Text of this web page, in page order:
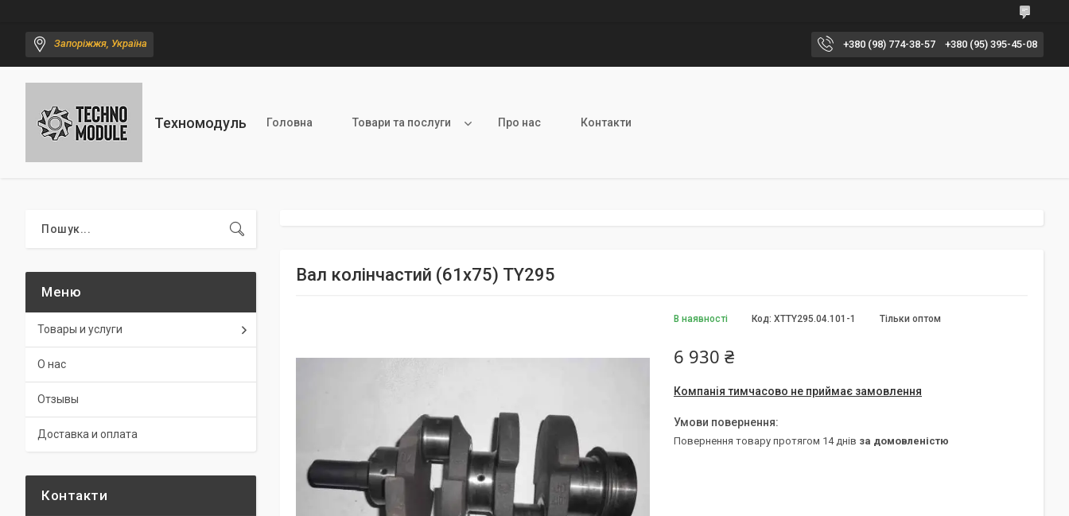
Запоріжжя, Україна +380 (98) 774-38-57 +380 (95) 395-45-08
Техномодуль Головна Товари та послуги Про нас Контакти
Вал колінчастий (61х75) TY295
В наявності Тільки оптом
Код: XTTY295.04.101-1
6 930 ₴
Компанія тимчасово не приймає замовлення
повернення товару протягом 14 днів за домовленістю
Товары и услуги
О нас
Отзывы
Доставка и оплата